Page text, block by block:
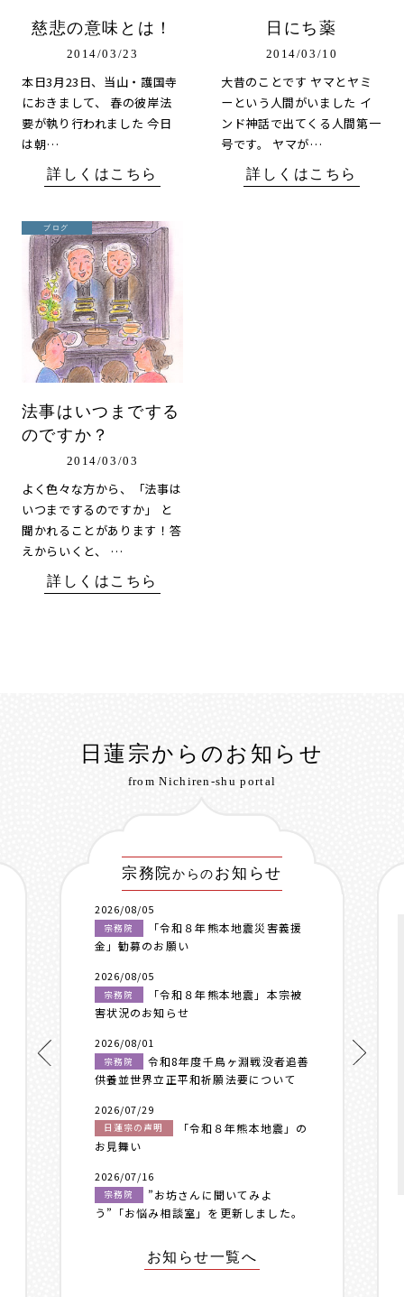
慈悲の意味とは！
2014/03/23
本日3月23日、当山・護国寺
におきまして、 春の彼岸法
要が執り行われました 今日
は朝…
詳しくはこちら
日にち薬
2014/03/10
大昔のことです ヤマとヤミ
ーという人間がいました イ
ンド神話で出てくる人間第一
号です。 ヤマが…
詳しくはこちら
ブログ
法事はいつまでする
のですか？
2014/03/03
よく色々な方から、「法事は
いつまでするのですか」 と
聞かれることがあります！答
えからいくと、 …
詳しくはこちら
日蓮宗からのお知らせ
from Nichiren-shu portal
宗務院からのお知らせ
2026/08/05
宗務院
「令和８年熊本地震災害義援
金」勧募のお願い
2026/08/05
宗務院
「令和８年熊本地震」本宗被
害状況のお知らせ
2026/08/01
宗務院
令和8年度千鳥ヶ淵戦没者追善
供養並世界立正平和祈願法要について
2026/07/29
日蓮宗の声明
「令和８年熊本地震」の
お見舞い
2026/07/16
宗務院
”お坊さんに聞いてみよ
う”「お悩み相談室」を更新しました。
お知らせ一覧へ